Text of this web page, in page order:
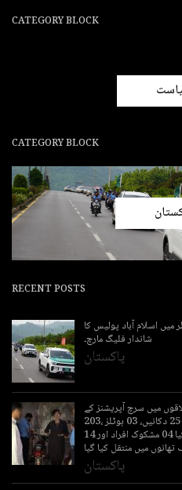
CATEGORY BLOCK
CATEGORY BLOCK
RECENT POSTS
میں اسلام آباد پولیس کا
شاندار فلیگ مارچ۔
پاکستان
میں سرچ آپریشنز کے
دوران 357 افراد، 160 رہائشی مقامات، 25 دکانیں، 03 ہوٹلز ،203
موٹر سائیکلوں اور 68 گاڑیوں کو چیک کیا 04 مشکوک افراد اور 14
میں منتقل کیا گیا
پاکستان